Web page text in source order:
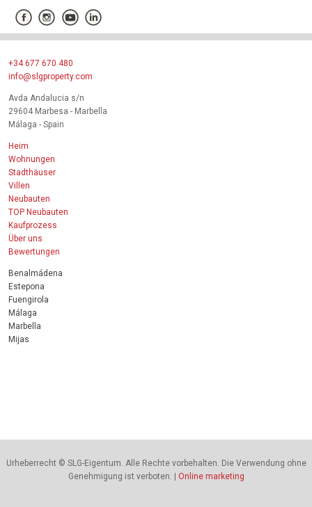
+34 677 670 480
info@slgproperty.com
Avda Andalucia s/n
29604 Marbesa - Marbella
Málaga - Spain
Heim
Wohnungen
Stadthäuser
Villen
Neubauten
TOP Neubauten
Kaufprozess
Über uns
Bewertungen
Benalmádena
Estepona
Fuengirola
Málaga
Marbella
Mijas
Urheberrecht © SLG-Eigentum. Alle Rechte vorbehalten. Die Verwendung ohne
Genehmigung ist verboten. | Online marketing